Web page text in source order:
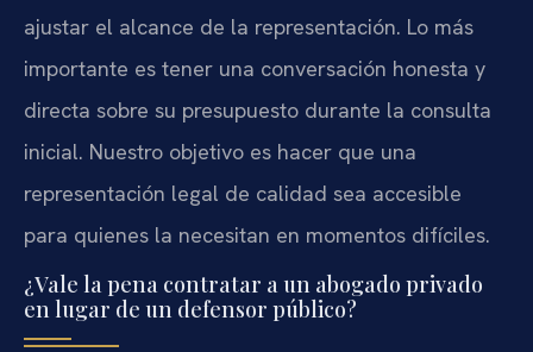
ajustar el alcance de la representación. Lo más
importante es tener una conversación honesta y
directa sobre su presupuesto durante la consulta
inicial. Nuestro objetivo es hacer que una
representación legal de calidad sea accesible
para quienes la necesitan en momentos difíciles.
¿Vale la pena contratar a un abogado privado
en lugar de un defensor público?